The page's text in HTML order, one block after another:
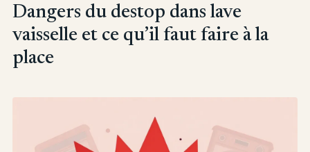
Dangers du destop dans lave
vaisselle et ce qu’il faut faire à la
place